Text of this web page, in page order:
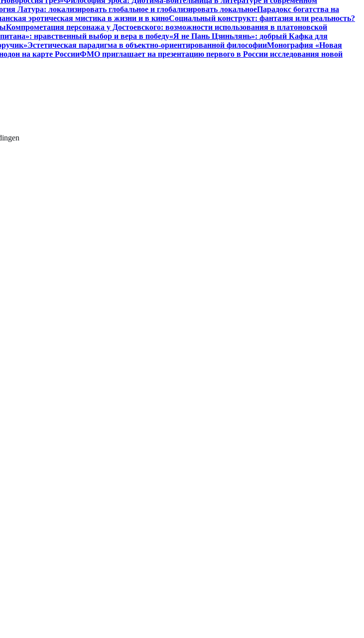
Латура: локализировать глобальное и глобализировать локальноеПарадокс богатства на
эротическая мистика в жизни и в киноСоциальный конструкт: фантазия или реальность?
Компрометация персонажа у Достоевского: возможности использования в платоновской
нравственный выбор и вера в победу«Я не Пань Цзиньлянь»: добрый Кафка для
Эстетическая парадигма в объектно-ориентированной философииМонография «Новая
на карте РоссииФМО приглашает на презентацию первого в России исследования новой